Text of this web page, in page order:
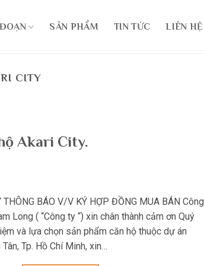
SẢN PHẨM TIN TỨC LIÊN HỆ
CITY
Akari City.
THÔNG BÁO V/V KÝ HỢP ĐỒNG MUA BÁN Công
Long ( “Công ty “) xin chân thành cảm ơn Quý
và lựa chọn sản phẩm căn hộ thuộc dự án
Tp. Hồ Chí Minh, xin…